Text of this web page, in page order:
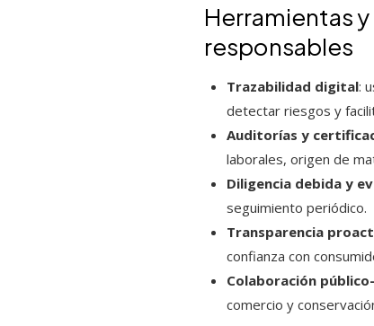
Herramientas
responsables
Trazabilidad digital:
detectar riesgos y
Auditorías y
laborales, origen de
Diligencia debida y
seguimiento periódico.
Transparencia
confianza con
Colaboración
comercio y